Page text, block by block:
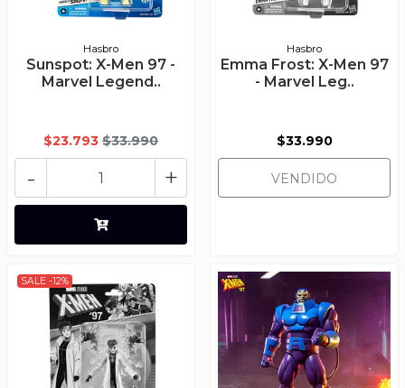
Hasbro
Sunspot: X-Men 97 -
Marvel Legend..
$23.793 $33.990
+
-
Hasbro
Emma Frost: X-Men 97
- Marvel Leg..
$33.990
VENDIDO
SALE -12%